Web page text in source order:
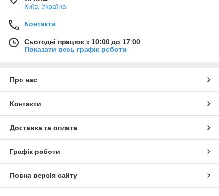
Київ, Україна
Контакти
Сьогодні працює з 10:00 до 17:00
Показати весь графік роботи
Про нас
Контакти
Доставка та оплата
Графік роботи
Повна версія сайту